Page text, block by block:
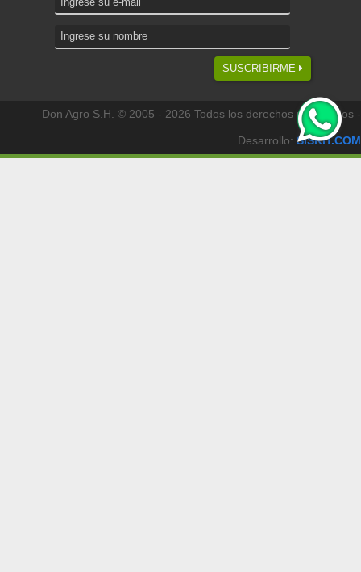
SUSCRIBIRME
Don Agro S.H. © 2005 - 2026 Todos los derechos reservados -
Desarrollo: SISKIT.COM